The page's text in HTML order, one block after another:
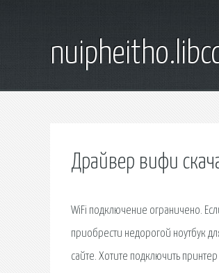
Драйвер вифи
WiFi подключение ограничено.
приобрести недорогой ноутбук
сайте. Хотите подключить